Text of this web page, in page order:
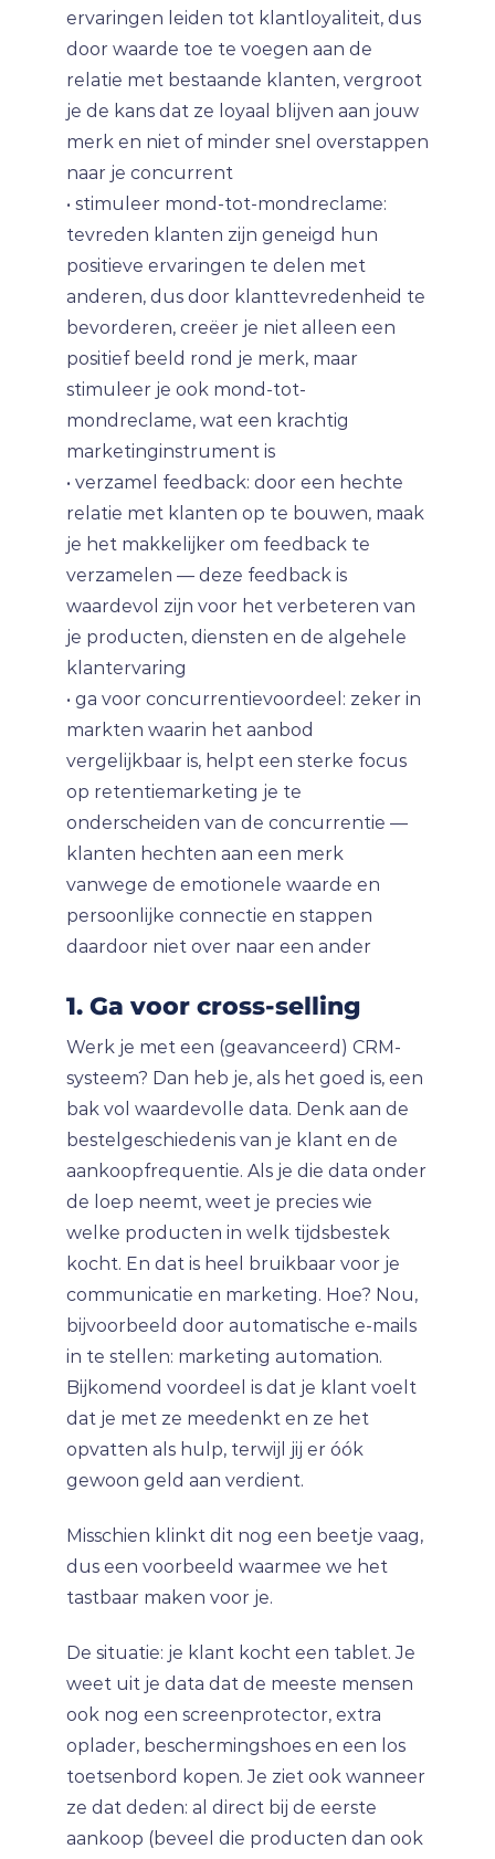
ervaringen leiden tot klantloyaliteit, dus
door waarde toe te voegen aan de
relatie met bestaande klanten, vergroot
je de kans dat ze loyaal blijven aan jouw
merk en niet of minder snel overstappen
naar je concurrent
• stimuleer mond-tot-mondreclame:
tevreden klanten zijn geneigd hun
positieve ervaringen te delen met
anderen, dus door klanttevredenheid te
bevorderen, creëer je niet alleen een
positief beeld rond je merk, maar
stimuleer je ook mond-tot-
mondreclame, wat een krachtig
marketinginstrument is
• verzamel feedback: door een hechte
relatie met klanten op te bouwen, maak
je het makkelijker om feedback te
verzamelen — deze feedback is
waardevol zijn voor het verbeteren van
je producten, diensten en de algehele
klantervaring
• ga voor concurrentievoordeel: zeker in
markten waarin het aanbod
vergelijkbaar is, helpt een sterke focus
op retentiemarketing je te
onderscheiden van de concurrentie —
klanten hechten aan een merk
vanwege de emotionele waarde en
persoonlijke connectie en stappen
daardoor niet over naar een ander
1. Ga voor cross-selling
Werk je met een (geavanceerd) CRM-
systeem? Dan heb je, als het goed is, een
bak vol waardevolle data. Denk aan de
bestelgeschiedenis van je klant en de
aankoopfrequentie. Als je die data onder
de loep neemt, weet je precies wie
welke producten in welk tijdsbestek
kocht. En dat is heel bruikbaar voor je
communicatie en marketing. Hoe? Nou,
bijvoorbeeld door automatische e-mails
in te stellen: marketing automation.
Bijkomend voordeel is dat je klant voelt
dat je met ze meedenkt en ze het
opvatten als hulp, terwijl jij er óók
gewoon geld aan verdient.
Misschien klinkt dit nog een beetje vaag,
dus een voorbeeld waarmee we het
tastbaar maken voor je.
De situatie: je klant kocht een tablet. Je
weet uit je data dat de meeste mensen
ook nog een screenprotector, extra
oplader, beschermingshoes en een los
toetsenbord kopen. Je ziet ook wanneer
ze dat deden: al direct bij de eerste
aankoop (beveel die producten dan ook